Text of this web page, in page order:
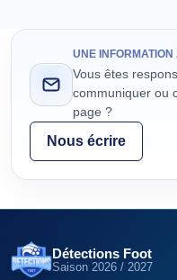
UNE
Vous êtes
communiquer ou
page ?
Nous écrire
Détections Foot
Saison 2026 / 2027